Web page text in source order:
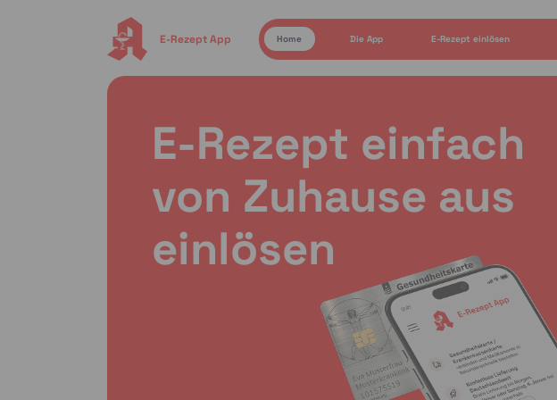
E-Rezept App Home Die App E-Rezept einlösen
E-Rezept einfach
von Zuhause aus
einlösen